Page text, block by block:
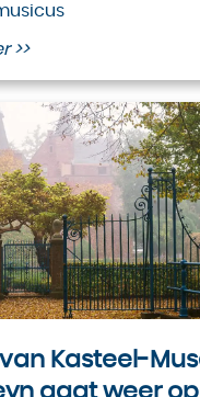
>>
Kasteel-
gaat weer